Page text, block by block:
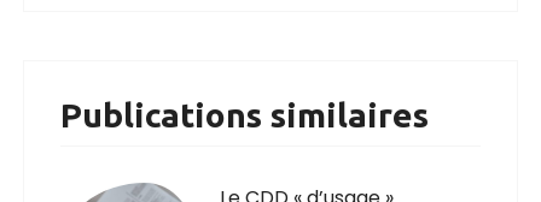
Publications similaires